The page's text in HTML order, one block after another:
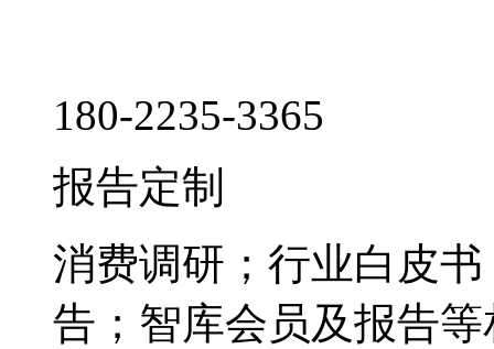
180-2235-3365
报告定制
消费调研；行业白皮
告；智库会员及报告